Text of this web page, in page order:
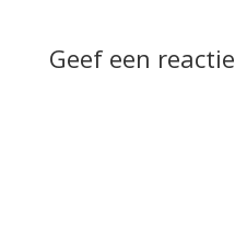
Geef een reactie